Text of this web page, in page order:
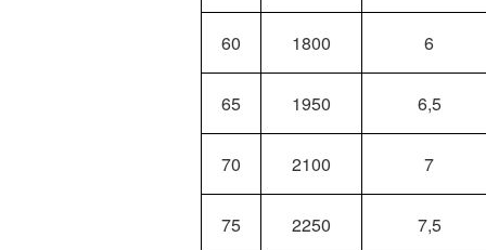
60 1800 6
65 1950 6,5
70 2100 7
75 2250 7,5